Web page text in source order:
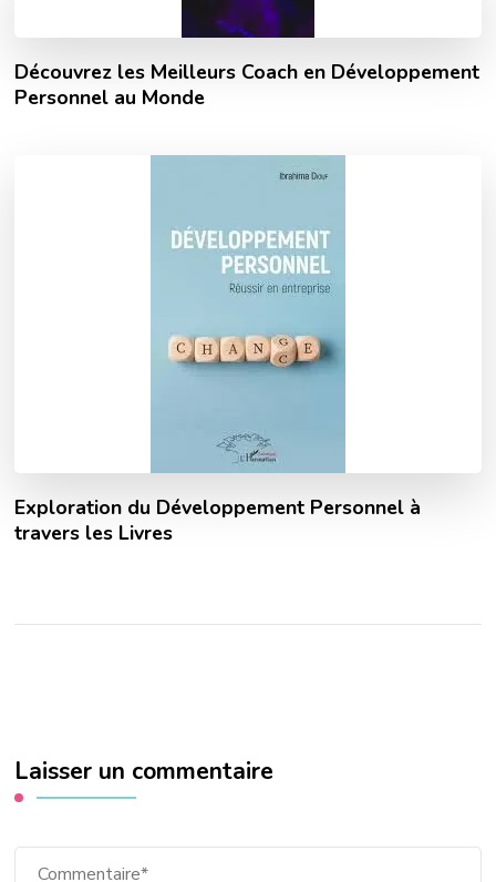
Découvrez les Meilleurs Coach en Développement
Personnel au Monde
Exploration du Développement Personnel à
travers les Livres
Laisser un commentaire